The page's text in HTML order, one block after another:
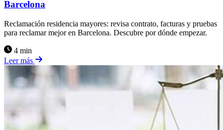
Barcelona
Reclamación residencia mayores: revisa contrato, facturas y pruebas
para reclamar mejor en Barcelona. Descubre por dónde empezar.
4 min
Leer más